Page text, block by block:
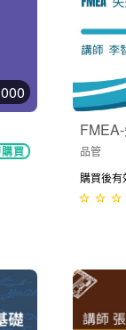
買 品管
購買後